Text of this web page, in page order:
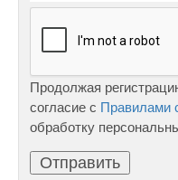
Продолжая
согласие с Правилами
обработку